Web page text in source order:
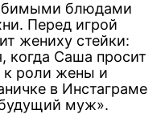
блюдами
Перед игрой
жениху стейки:
когда Саша просит
к роли жены и
в Инстаграме
муж».